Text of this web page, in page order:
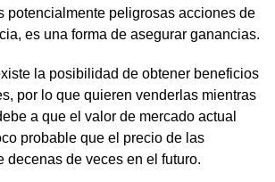
potencialmente peligrosas acciones de
es una forma de asegurar ganancias.
la posibilidad de obtener beneficios
por lo que quieren venderlas mientras
a que el valor de mercado actual
probable que el precio de las
decenas de veces en el futuro.